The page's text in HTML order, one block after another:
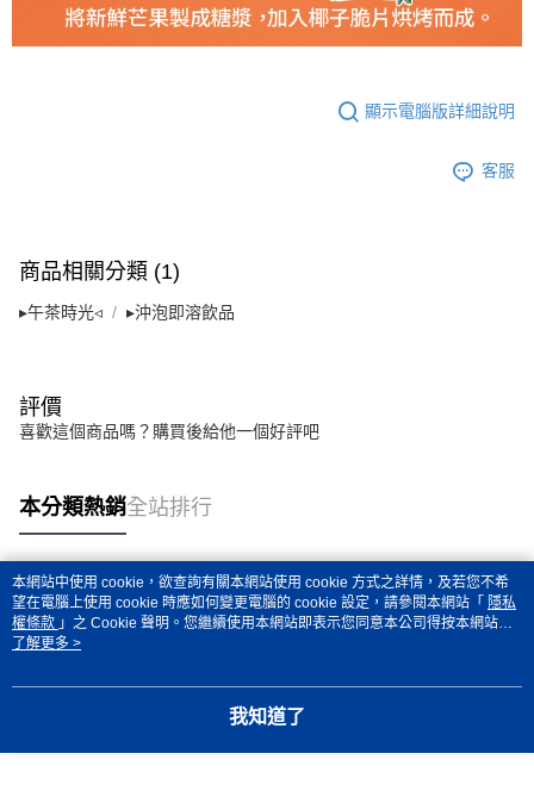
客戶支援中心」https://netprotections.freshdesk.com/support/home
【注意事項】
３．未成年的使用者請事先徵得法定代理人或監護人之同意方可使用
時審查核予不同之上限額度；若仍有額度不足之情形，本公司將視審查結果
請求用戶進行身份認證。
５．嚴禁一人註冊多個帳號或使用他人資訊註冊。若發現惡意使用之情形，
顯示電腦版詳細說明
客服
商品相關分類 (1)
▸午茶時光◃ ▸沖泡即溶飲品
評價
喜歡這個商品嗎？購買後給他一個好評吧
本分類熱銷全站排行
熱門標籤
本網站中使用 cookie，欲查詢有關本網站使用 cookie 方式之詳情，及若您不希
望在電腦上使用 cookie 時應如何變更電腦的 cookie 設定，請參閱本網站「 隱私
權條款 」之 Cookie 聲明。您繼續使用本網站即表示您同意本公司得按本網站使
用條款之 Cookie 聲明使用 cookie。
了解更多 >
我知道了